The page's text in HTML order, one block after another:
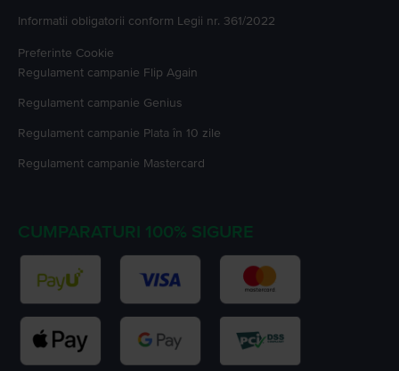
Informatii obligatorii conform Legii nr. 361/2022
Preferinte Cookie
Regulament campanie Flip Again
Regulament campanie Genius
Regulament campanie Plata în 10 zile
Regulament campanie Mastercard
CUMPARATURI 100% SIGURE